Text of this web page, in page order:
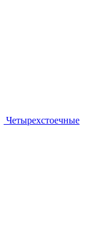
Четырехстоечные